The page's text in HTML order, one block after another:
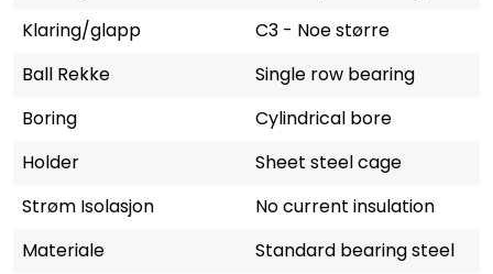
Klaring/glapp
C3 - Noe større
Ball Rekke
Single row bearing
Boring
Cylindrical bore
Holder
Sheet steel cage
Strøm Isolasjon
No current insulation
Materiale
Standard bearing steel